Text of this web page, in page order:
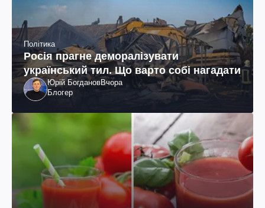
Політика
Росія прагне деморалізувати
український тил. Що варто собі нагадати
Юрій БогдановВчора
Блогер